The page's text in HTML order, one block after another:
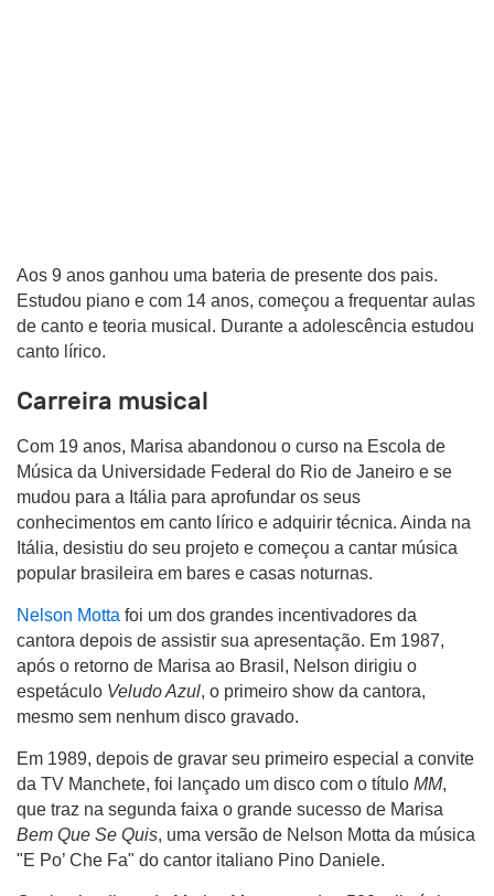
Aos 9 anos ganhou uma bateria de presente dos pais.
Estudou piano e com 14 anos, começou a frequentar aulas
de canto e teoria musical. Durante a adolescência estudou
canto lírico.
Carreira musical
Com 19 anos, Marisa abandonou o curso na Escola de
Música da Universidade Federal do Rio de Janeiro e se
mudou para a Itália para aprofundar os seus
conhecimentos em canto lírico e adquirir técnica. Ainda na
Itália, desistiu do seu projeto e começou a cantar música
popular brasileira em bares e casas noturnas.
Nelson Motta foi um dos grandes incentivadores da
cantora depois de assistir sua apresentação. Em 1987,
após o retorno de Marisa ao Brasil, Nelson dirigiu o
espetáculo Veludo Azul, o primeiro show da cantora,
mesmo sem nenhum disco gravado.
Em 1989, depois de gravar seu primeiro especial a convite
da TV Manchete, foi lançado um disco com o título MM,
que traz na segunda faixa o grande sucesso de Marisa
Bem Que Se Quis, uma versão de Nelson Motta da música
"E Po’ Che Fa" do cantor italiano Pino Daniele.